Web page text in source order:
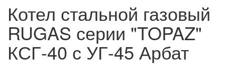
Котел стальной газовый
RUGAS серии "TOPAZ"
КСГ-40 с УГ-45 Арбат